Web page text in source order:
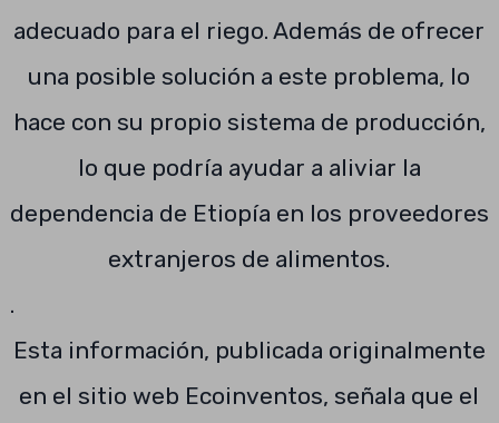
adecuado para el riego. Además de ofrecer
una posible solución a este problema, lo
hace con su propio sistema de producción,
lo que podría ayudar a aliviar la
dependencia de Etiopía en los proveedores
extranjeros de alimentos.
.
Esta información, publicada originalmente
en el sitio web Ecoinventos, señala que el